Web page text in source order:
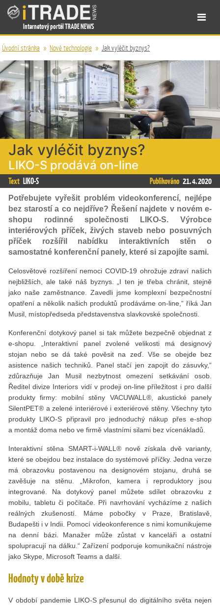
Internetový portál TRADE NEWS
Úvodní stránka » Nové technologie » Jak vyléčit byznys?
Jak vyléčit byznys?
LIKO-S prodává on-line
Text LIKO-S Publikováno 21. 4. 2020
Potřebujete vyřešit problém videokonferencí, nejlépe
bez starostí a co nejdříve? Řešení najdete v novém e-
shopu rodinné společnosti LIKO-S. Výrobce
interiérových příček, živých staveb nebo posuvných
příček rozšířil nabídku interaktivních stěn o
samostatné konferenční panely, které si zapojíte sami.
Celosvětové rozšíření nemoci COVID-19 ohrožuje zdraví našich
nejbližších, ale také náš byznys. „I ten je třeba chránit, stejně
jako naše zaměstnance. Zavedli jsme komplexní bezpečnostní
opatření a několik našich produktů prodáváme on-line,“ říká Jan
Musil, místopředseda představenstva slavkovské společnosti.
Konferenční dotykový panel si tak můžete bezpečně objednat z
e-shopu. „Interaktivní panel zvolené velikosti má designový
stojan nebo se dá také pověsit na zeď. Vše se obejde bez
asistence našich techniků. Panel stačí jen zapojit do zásuvky,“
zdůrazňuje Jan Musil nezbytnost omezení setkávání osob.
Ředitel divize Interiors vidí v prodeji on-line příležitost i pro další
produkty firmy: mobilní stěny VACUWALL®, akustické panely
SilentPET® a zelené interiérové i exteriérové stěny. Všechny tyto
produkty LIKO-S připravil pro jednoduchý nákup přes e-shop
a montáž doma nebo ve firmě vlastními silami bez vícenákladů.
Interaktivní stěna SMART-i-WALL® nově získala dvě varianty,
které se obejdou bez instalace do systémové příčky. Jedna verze
má obrazovku postavenou na designovém stojanu, druhá se
zavěšuje na stěnu. „Mikrofon, kamera i reproduktory jsou
integrované. Na dotykový panel můžete sdílet obrazovku z
mobilu, tabletu či počítače. Při navrhování vycházíme z našich
reálných zkušeností. Máme pobočky v Praze, Bratislavě,
Budapešti i v Indii. Pomocí videokonference s nimi komunikujeme
na denní bázi. Manažer může zůstat v kanceláři a ostatní
spolupracují na dálku.“ Zařízení podporuje komunikační nástroje
jako Skype, Microsoft Teams a další.
Hodnoty v době krize
V období pandemie LIKO-S přesunul do digitálního světa nejen